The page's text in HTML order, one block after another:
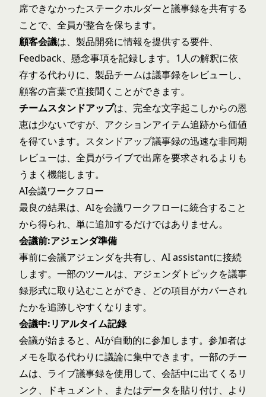
席できなかったステークホルダーと議事録を共有する
ことで、全員が整合を保ちます。
顧客会議は、製品開発に情報を提供する要件、
Feedback、懸念事項を記録します。1人の解釈に依
存する代わりに、製品チームは議事録をレビューし、
顧客の言葉で直接聞くことができます。
チームスタンドアップは、完全な文字起こしからの恩
恵は少ないですが、アクションアイテム追跡から価値
を得ています。スタンドアップ議事録の迅速な非同期
レビューは、全員がライブで出席を要求されるよりも
うまく機能します。
AI会議ワークフロー
最良の結果は、AIを会議ワークフローに統合すること
から得られ、単に追加するだけではありません。
会議前:アジェンダ準備
事前に会議アジェンダを共有し、AI assistantに接続
します。一部のツールは、アジェンダトピックを議事
録形式に取り込むことができ、どの項目がカバーされ
たかを追跡しやすくなります。
会議中:リアルタイム記録
会議が始まると、AIが自動的に参加します。参加者は
メモを取る代わりに議論に集中できます。一部のチー
ムは、ライブ議事録を使用して、会話中に出てくるリ
ンク、ドキュメント、またはデータを貼り付け、より